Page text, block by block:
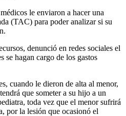
le enviaron a hacer una
(TAC) para poder analizar si su
denunció en redes sociales el
se hagan cargo de los gastos
cuando le dieron de alta al menor,
que someter a su hijo a un
toda vez que el menor sufrirá
por la lesión que ocasionó el